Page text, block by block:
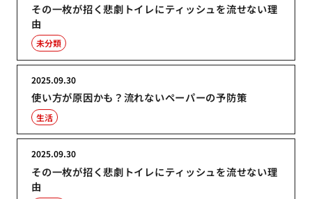
その一枚が招く悲劇トイレにティッシュを流せない理
由
未分類
使い方が原因かも？流れないペーパーの予防策
2025.09.30
生活
その一枚が招く悲劇トイレにティッシュを流せない理
由
2025.09.30